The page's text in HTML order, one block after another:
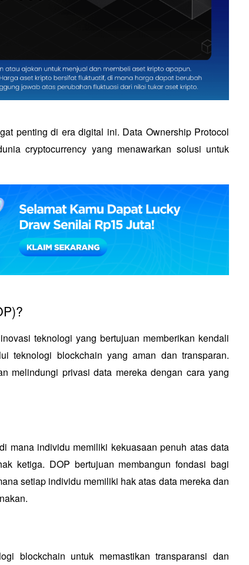
penting di era digital ini. Data Ownership Protocol
cryptocurrency yang menawarkan solusi untuk
teknologi yang bertujuan memberikan kendali
teknologi blockchain yang aman dan transparan.
melindungi privasi data mereka dengan cara yang
mana individu memiliki kekuasaan penuh atas data
ketiga. DOP bertujuan membangun fondasi bagi
setiap individu memiliki hak atas data mereka dan
blockchain untuk memastikan transparansi dan